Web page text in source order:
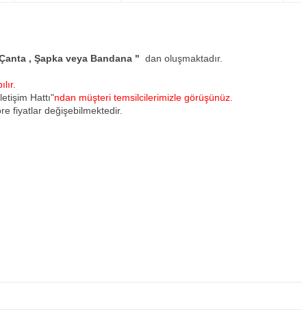
, Şapka veya Bandana " dan oluşmaktadır.
Hattı"ndan müşteri temsilcilerimizle görüşünüz.
fiyatlar değişebilmektedir.